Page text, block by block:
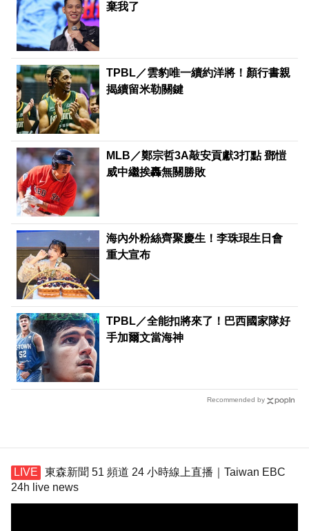
棄我了
TPBL／雲豹唯一續約洋將！顏行書親
揭續留米勒關鍵
MLB／鄭宗哲3A敲安貢獻3打點 鄧愷
威中繼挨轟無關勝敗
海內外粉絲齊聚慶生！李珠珢生日會
重大宣布
TPBL／全能扣將來了！巴西國家隊好
手加爾文當海神
Recommended by
東森新聞 51 頻道 24 小時線上直播｜Taiwan EBC
24h live news